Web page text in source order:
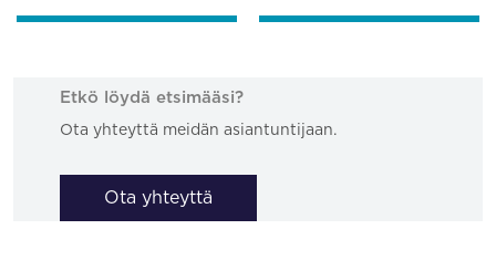
Etkö löydä etsimääsi?
Ota yhteyttä meidän asiantuntijaan.
Ota yhteyttä